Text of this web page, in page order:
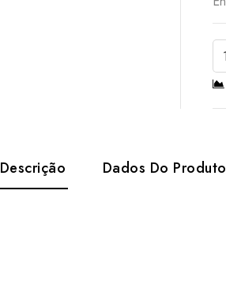
Descrição Dados Do Produto